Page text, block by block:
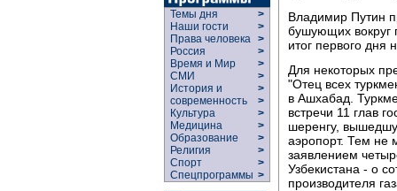
Темы дня
>
Наши гости
>
Права человека >
Россия
>
Время и Мир
>
СМИ
>
История и
современность
>
>
Культура
>
Медицина
>
Образование
>
Религия
>
Спорт
>
Спецпрограммы >
Владимир Путин
бушующих вокруг
итог первого
Для некоторых
"Отец всех
в Ашхабад.
встречи 11 глав
шеренгу,
аэропорт. Тем не
заявлением
Узбекистана - о
производителя